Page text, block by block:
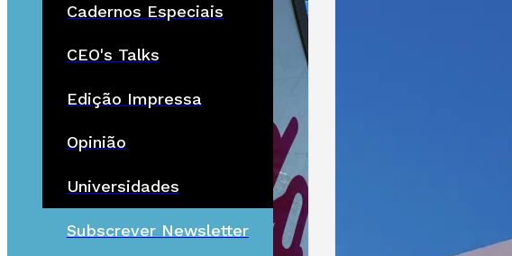
Cadernos Especiais
CEO's Talks
Edição Impressa
Opinião
Universidades
Subscrever Newsletter